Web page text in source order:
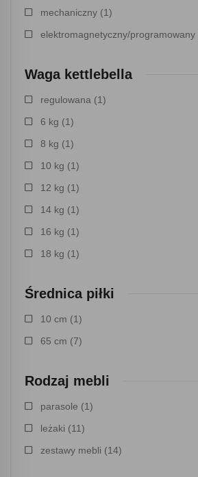
mechaniczny (1)
elektromagnetyczny/programowany
Waga kettlebella
regulowana (1)
6 kg (1)
8 kg (1)
10 kg (1)
12 kg (1)
14 kg (1)
16 kg (1)
18 kg (1)
Średnica piłki
10 cm (1)
65 cm (7)
Rodzaj mebli
parasole (1)
leżaki (11)
zestawy mebli (14)